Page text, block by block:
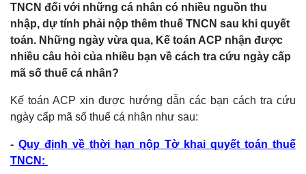
TNCN đối với những cá nhân có nhiều nguồn thu
nhập, dự tính phải nộp thêm thuế TNCN sau khi quyết
toán. Những ngày vừa qua, Kế toán ACP nhận được
nhiều câu hỏi của nhiều bạn về cách tra cứu ngày cấp
mã số thuế cá nhân?
Kế toán ACP xin được hướng dẫn các bạn cách tra cứu
ngày cấp mã số thuế cá nhân như sau:
- Quy định về thời hạn nộp Tờ khai quyết toán thuế
TNCN: